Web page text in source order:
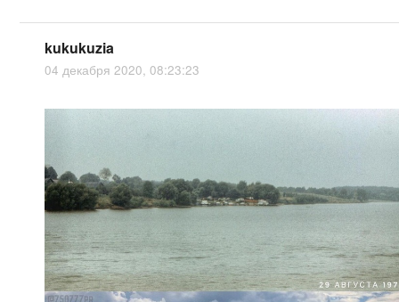
kukukuzia
04 декабря 2020, 08:23:23